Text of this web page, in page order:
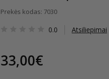
Prekės kodas: 7030
0.0 Atsiliepimai
33,00€